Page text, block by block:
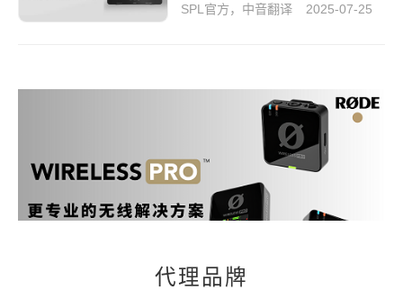
志
SPL官方，中音翻译 2025-07-25
代理品牌